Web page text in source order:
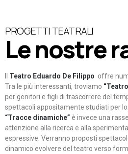
PROGETTI TEATRALI
Le nostre
Teatro Eduardo De Filippo offre
Tra le più interessanti, troviamo
per genitori e figli di trascorrere del
spettacoli appositamente studiati per
“Tracce dinamiche” è invece una
attenzione alla ricerca e alla
espressive. Verranno proposti
dinamico evolvere del teatro verso